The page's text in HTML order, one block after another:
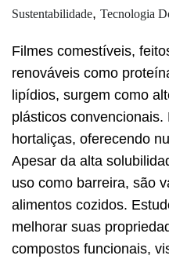
Sustentabilidade, Tecnologia
Filmes comestíveis,
renováveis como
lipídios, surgem como
plásticos
hortaliças, oferecendo
Apesar da alta
uso como barreira, são
alimentos cozidos.
melhorar suas
compostos funcionais,